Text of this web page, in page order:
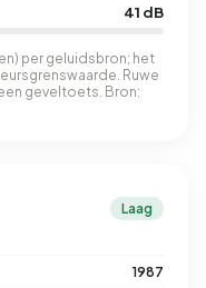
41 dB
per geluidsbron; het
Ruwe
geveltoets. Bron:
Laag
1987